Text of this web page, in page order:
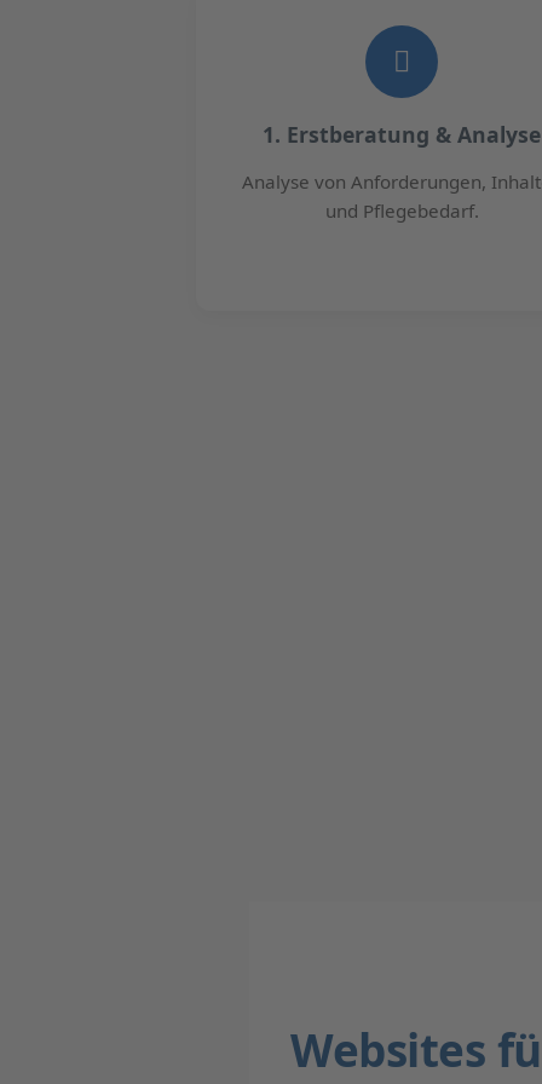
1. Erstberatung & Analyse
Analyse von Anforderungen,
und Pflegebedarf.
Websites